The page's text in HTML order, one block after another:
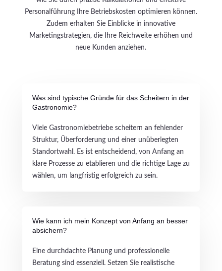
Personalführung Ihre Betriebskosten optimieren können.
Zudem erhalten Sie Einblicke in innovative
Marketingstrategien, die Ihre Reichweite erhöhen und
neue Kunden anziehen.
Was sind typische Gründe für das Scheitern in der
Gastronomie?
Viele Gastronomiebetriebe scheitern an fehlender
Struktur, Überforderung und einer unüberlegten
Standortwahl. Es ist entscheidend, von Anfang an
klare Prozesse zu etablieren und die richtige Lage zu
wählen, um langfristig erfolgreich zu sein.
Wie kann ich mein Konzept von Anfang an besser
absichern?
Eine durchdachte Planung und professionelle
Beratung sind essenziell. Setzen Sie realistische